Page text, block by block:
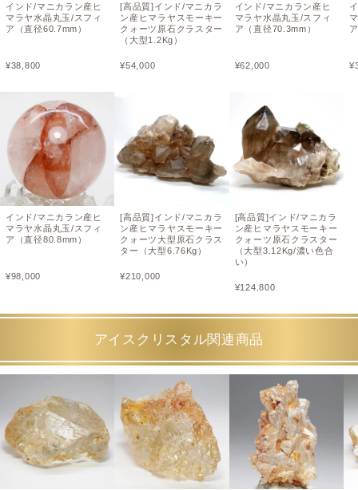
インド/マニカラン産ヒ
マラヤ水晶丸玉/スフィ
ア（直径60.7mm）
¥38,800
インド/マニカラン産ヒ
マラヤ水晶丸玉/スフィ
ア（直径80.8mm）
¥98,000
[高品質]インド/マニカラ
ン産ヒマラヤスモーキー
クォーツ原石クラスター
（大型1.2Kg）
¥54,000
[高品質]インド/マニカラ
ン産ヒマラヤスモーキー
クォーツ大型原石クラス
ター（大型6.76Kg）
¥210,000
インド/マニカラン産ヒ
マラヤ水晶丸玉/スフィ
ア（直径70.3mm）
¥62,000
[高品質]インド/マニカラ
ン産ヒマラヤスモーキー
クォーツ原石クラスター
（大型3.12Kg/濃い色合
い）
¥124,800
¥
アイスクリスタル関連商品